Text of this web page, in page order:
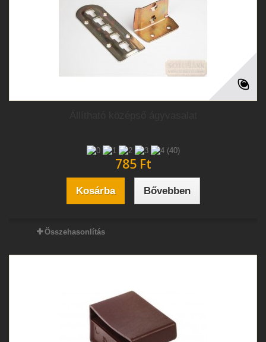
(40)
785 Ft‎
Kosárba Bővebben
Összehasonlítás